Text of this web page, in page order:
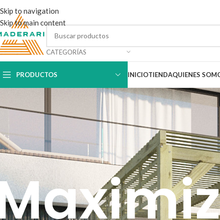
Skip to navigation
Skip to main content
CATEGORÍAS
PRODUCTOS INICIOTIENDAQUIENES